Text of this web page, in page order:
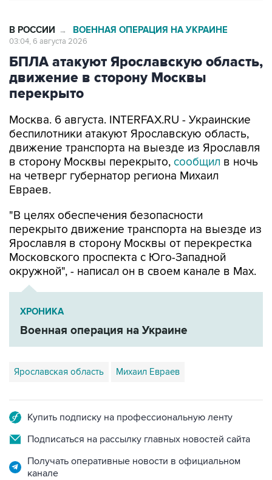
В РОССИИ → ВОЕННАЯ ОПЕРАЦИЯ НА УКРАИНЕ
03:04, 6 августа 2026
БПЛА атакуют Ярославскую область,
движение в сторону Москвы
перекрыто
Москва. 6 августа. INTERFAX.RU - Украинские
беспилотники атакуют Ярославскую область,
движение транспорта на выезде из Ярославля
в сторону Москвы перекрыто, сообщил в ночь
на четверг губернатор региона Михаил
Евраев.
"В целях обеспечения безопасности
перекрыто движение транспорта на выезде из
Ярославля в сторону Москвы от перекрестка
Московского проспекта с Юго-Западной
окружной", - написал он в своем канале в Мах.
ХРОНИКА
Военная операция на Украине
Ярославская область Михаил Евраев
Купить подписку на профессиональную ленту
Подписаться на рассылку главных новостей сайта
Получать оперативные новости в официальном
канале